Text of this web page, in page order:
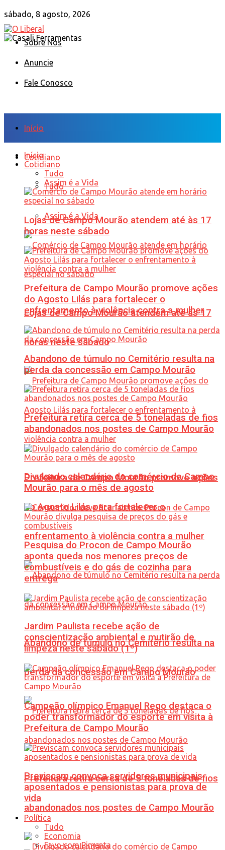
sábado, 8 agosto, 2026
Sobre Nós
Anuncie
Fale Conosco
Início
Cotidiano
Tudo
Assim é a Vida
Lojas de Campo Mourão atendem até às 17
horas neste sábado
Prefeitura de Campo Mourão promove ações
do Agosto Lilás para fortalecer o
enfrentamento à violência contra a mulher
Abandono de túmulo no Cemitério resulta na
perda da concessão em Campo Mourão
Prefeitura retira cerca de 5 toneladas de fios
abandonados nos postes de Campo Mourão
Início
Cotidiano
Tudo
Assim é a Vida
Lojas de Campo Mourão atendem até às 17
horas neste sábado
Prefeitura de Campo Mourão promove ações
do Agosto Lilás para fortalecer o
enfrentamento à violência contra a mulher
Abandono de túmulo no Cemitério resulta na
perda da concessão em Campo Mourão
Prefeitura retira cerca de 5 toneladas de fios
abandonados nos postes de Campo Mourão
Divulgado calendário do comércio de Campo
Mourão para o mês de agosto
Pesquisa do Procon de Campo Mourão
aponta queda nos menores preços de
combustíveis e do gás de cozinha para
entrega
Jardim Paulista recebe ação de
conscientização ambiental e mutirão de
limpeza neste sábado (1º)
Campeão olímpico Emanuel Rego destaca o
poder transformador do esporte em visita à
Prefeitura de Campo Mourão
Previscam convoca servidores municipais
aposentados e pensionistas para prova de
vida
Política
Tudo
Economia
Favo com Pimenta